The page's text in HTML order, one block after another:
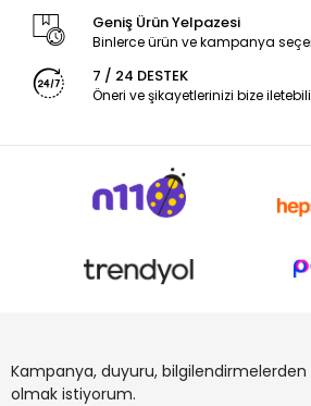
Geniş Ürün Yelpazesi
Binlerce ürün ve kampanya
7 / 24 DESTEK
Öneri ve şikayetlerinizi bize
Kampanya, duyuru,
olmak istiyorum.